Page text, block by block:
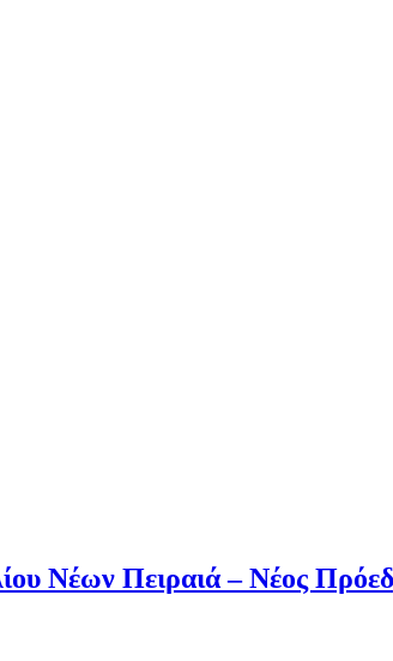
Νέων Πειραιά – Νέος